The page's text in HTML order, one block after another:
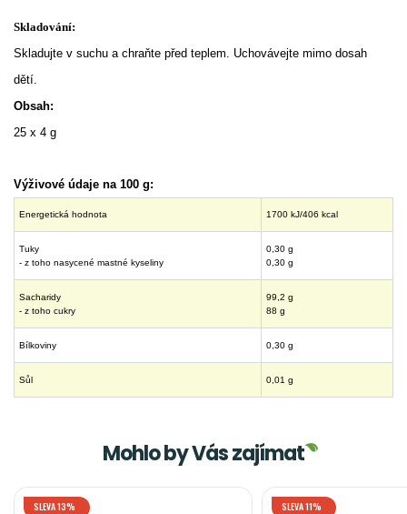
Skladování:
Skladujte v suchu a chraňte před teplem. Uchovávejte mimo dosah
dětí.
Obsah:
25 x 4 g
Výživové údaje na 100 g:
Energetická hodnota 1700 kJ/406 kcal
Tuky
- z toho nasycené mastné kyseliny
0,30 g
0,30 g
Sacharidy
- z toho cukry
99,2 g
88 g
Bílkoviny 0,30 g
Sůl 0,01 g
Mohlo by Vás zajímat
SLEVA 13% SLEVA 11%